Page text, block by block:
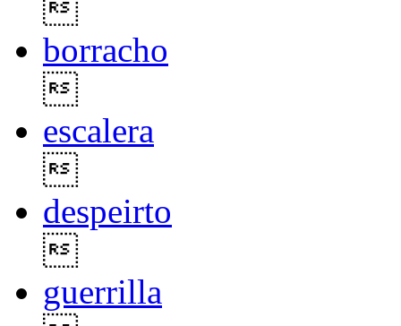
borracho
escalera
despeirto
guerrilla